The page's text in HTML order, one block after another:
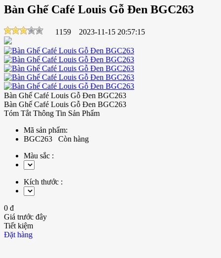
Bàn Ghế Café Louis Gỗ Đen BGC263
1159 2023-11-15 20:57:15
Bàn Ghế Café Louis Gỗ Đen BGC263
Bàn Ghế Café Louis Gỗ Đen BGC263
Tóm Tắt Thông Tin Sản Phẩm
Mã sản phẩm:
BGC263 Còn hàng
Màu sắc :
Kích thước :
0 đ
Giá trước đây
Tiết kiệm
Đặt hàng